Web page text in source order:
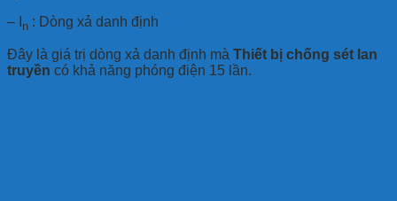
– I n : Dòng xả danh định
Đây là giá trị dòng xả danh định mà Thiết bị chống sét lan
truyền có khả năng phóng điện 15 lần.